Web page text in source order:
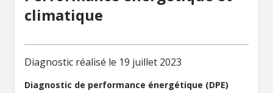
climatique
Diagnostic réalisé le 19 juillet 2023
Diagnostic de performance énergétique (DPE)